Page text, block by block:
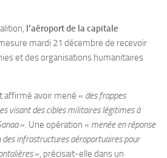
l’aéroport de la capitale
mardi 21 décembre de recevoir
et des organisations humanitaires
affirmé avoir mené « des frappes
visant des cibles militaires légitimes à
». Une opération « menée en réponse
des infrastructures aéroportuaires pour
», précisait-elle dans un